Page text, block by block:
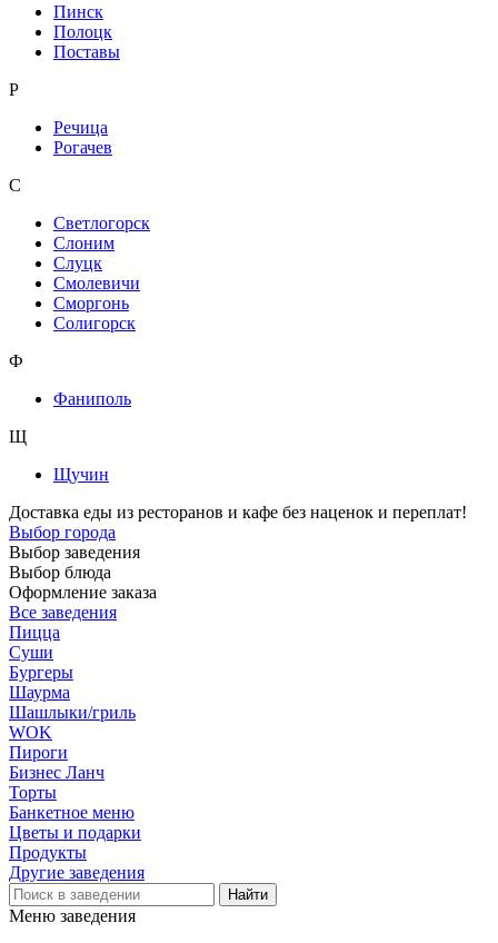
Пинск
Полоцк
Поставы
Р
Речица
Рогачев
С
Светлогорск
Слоним
Слуцк
Смолевичи
Сморгонь
Солигорск
Ф
Фаниполь
Щ
Щучин
Доставка еды из ресторанов и кафе без наценок и переплат!
Выбор города
Выбор заведения
Выбор блюда
Оформление заказа
Все заведения
Пицца
Суши
Бургеры
Шаурма
Шашлыки/гриль
WOK
Пироги
Бизнес Ланч
Торты
Банкетное меню
Цветы и подарки
Продукты
Другие заведения
Меню заведения